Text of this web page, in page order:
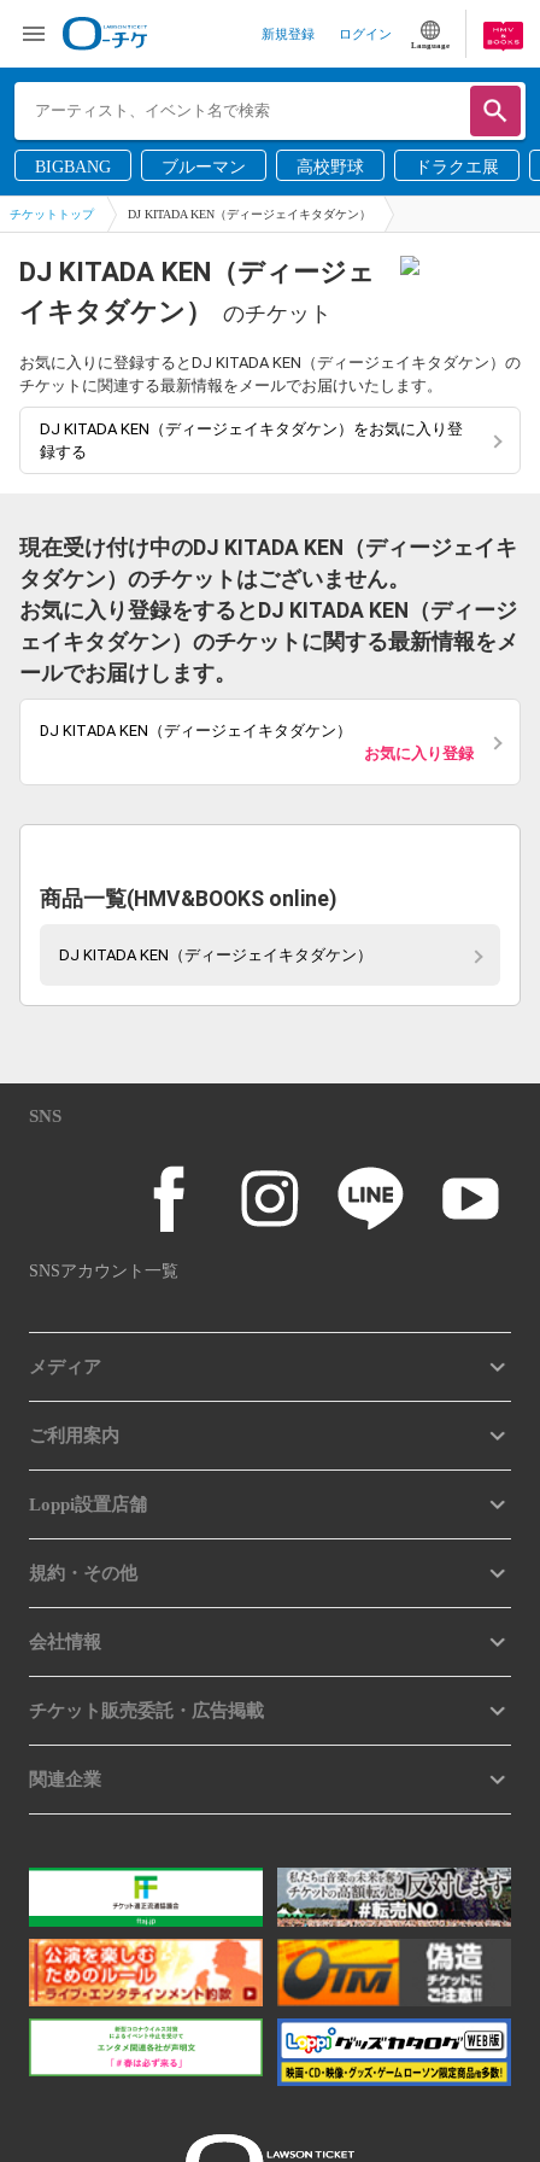
新規登録 ログイン
Language
BIGBANG ブルーマン 高校野球 ドラクエ展
チケットトップ DJ KITADA KEN（ディージェイキタダケン）
DJ KITADA KEN（ディージェ
イキタダケン）
のチケット
お気に入りに登録するとDJ KITADA KEN（ディージェイキタダケン）の
チケットに関連する最新情報をメールでお届けいたします。
DJ KITADA KEN（ディージェイキタダケン）をお気に入り登
録する
現在受け付け中のDJ KITADA KEN（ディージェイキ
タダケン）のチケットはございません。
お気に入り登録をするとDJ KITADA KEN（ディージ
ェイキタダケン）のチケットに関する最新情報をメ
ールでお届けします。
DJ KITADA KEN（ディージェイキタダケン）
お気に入り登録
商品一覧(HMV&BOOKS online)
DJ KITADA KEN（ディージェイキタダケン）
SNS
SNSアカウント一覧
メディア
ご利用案内
Loppi設置店舗
規約・その他
会社情報
チケット販売委託・広告掲載
関連企業